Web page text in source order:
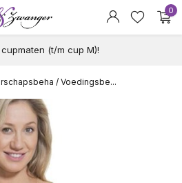
0
(t/m cup M)!
/ Voedingsbe...